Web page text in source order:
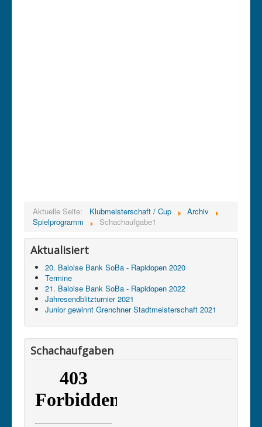
Aktuelle Seite: Klubmeisterschaft / Cup
Archiv
Spielprogramm
Schachaufgabe1
Aktualisiert
20. Baloise Bank SoBa - Rapidopen 2020
Termine
21. Baloise Bank SoBa - Rapidopen 2022
Jahresendblitzturnier 2021
Junior gewinnt Grenchner Stadtmeisterschaft 2021
Schachaufgaben